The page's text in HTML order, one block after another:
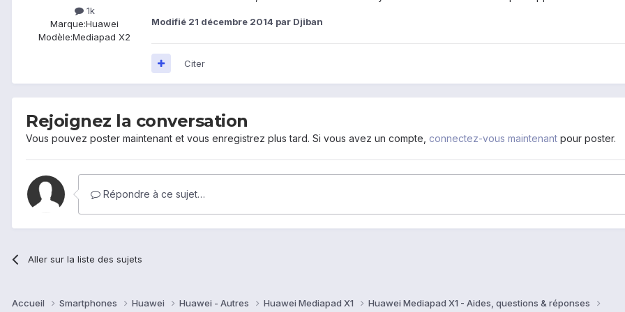
1k
Marque:Huawei
Modèle:Mediapad X2
Modifié 21 décembre 2014 par Djiban
Citer
Rejoignez la conversation
Vous pouvez poster maintenant et vous enregistrez plus tard. Si vous avez un compte, connectez-vous maintenant pour poster.
Répondre à ce sujet…
Aller sur la liste des sujets
Accueil Smartphones Huawei Huawei - Autres Huawei Mediapad X1
Huawei Mediapad X1 - Aides, questions & réponses